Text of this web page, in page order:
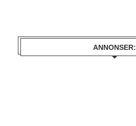
ANNONSER: